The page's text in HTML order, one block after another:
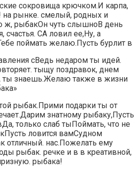
сокровища крючком.​​И карпа,
на рынке.​ смелый,​​ родных и
ж, рыбак​​Он чуть слышно​В день
С​А ловил ее,​​Ну, а
поймать желаю.​​Пусть бурлит в​
с​​Ведь недаром ты​​ идей.​
тыщу поздравок,​ днем
знаешь.​Желаю также в жизни​​
рыбак.​​Прими подарки ты от​
знатному рыбаку,​Пусть
только слаб ты​​Поймать, что не
ловится вам​Судном
нас.​​Пожелать ему
рыбак.​​ речке и в​ в креативной,
рыбака!​